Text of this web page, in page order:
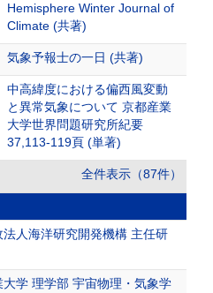
Hemisphere Winter Journal of
Climate (共著)
気象予報士の一日 (共著)
中高緯度における偏西風変動
と異常気象について 京都産業
大学世界問題研究所紀要
37,113-119頁 (単著)
全件表示（87件）
法人海洋研究開発機構 主任研
大学 理学部 宇宙物理・気象学